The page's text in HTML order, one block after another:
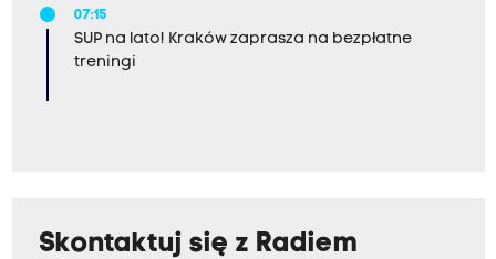
07:15
SUP na lato! Kraków zaprasza na bezpłatne
treningi
Skontaktuj się z Radiem